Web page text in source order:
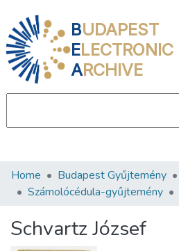
BUDAPEST
ELECTRONIC
ARCHIVE
Communities & Collections
Statistics
Home Budapest Gyűjtemény
Számolócédula-gyűjtemény
Schvartz József